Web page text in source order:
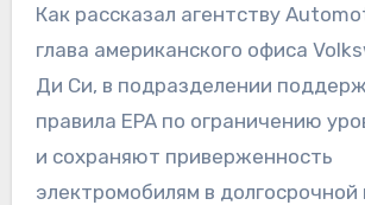
Как рассказал агентству
глава американского офиса
Ди Си, в подразделении
правила EPA по ограничению
и сохраняют приверженность
электромобилям в долгосрочной